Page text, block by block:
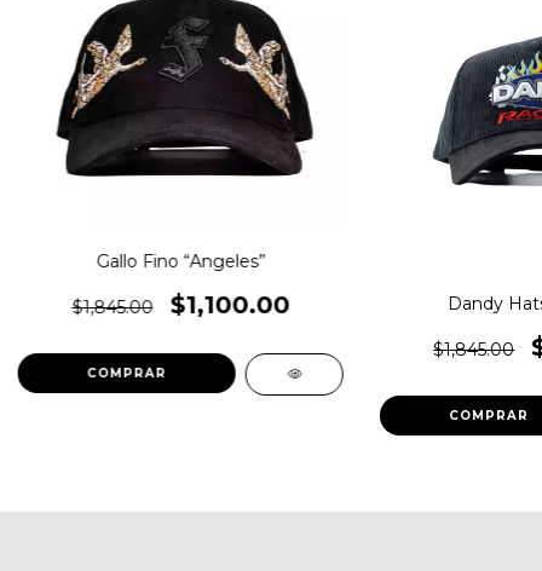
Gallo Fino “Angeles”
$1,845.00 $1,100.00 Dandy
$1,845.00